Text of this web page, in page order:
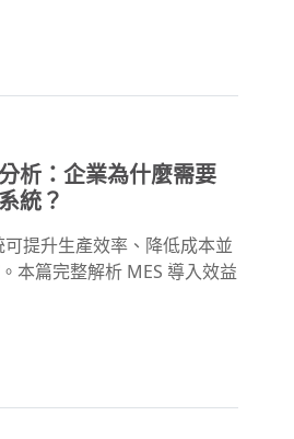
析：企業為什麼需要
統？
提升生產效率、降低成本並
本篇完整解析 MES 導入效益